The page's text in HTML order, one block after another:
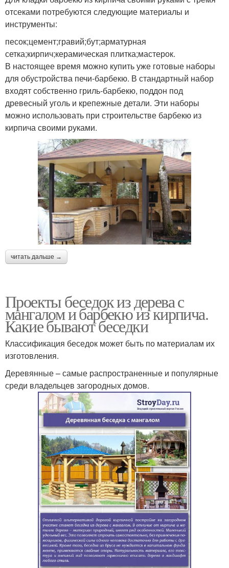
отсеками потребуются следующие материалы и
инструменты:
песок;цемент;гравий;бут;арматурная
сетка;кирпич;керамическая плитка;мастерок.
В настоящее время можно купить уже готовые наборы
для обустройства печи-барбекю. В стандартный набор
входят собственно гриль-барбекю, поддон под
древесный уголь и крепежные детали. Эти наборы
можно использовать при строительстве барбекю из
кирпича своими руками.
читать дальше →
Проекты беседок из дерева с
мангалом и барбекю из кирпича.
Какие бывают беседки
Классификация беседок может быть по материалам их
изготовления.
Деревянные – самые распространенные и популярные
среди владельцев загородных домов.